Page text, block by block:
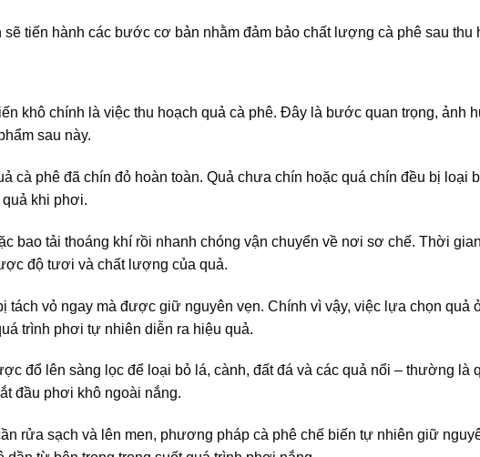
tiến hành các bước cơ bản nhằm đảm bảo chất lượng cà phê sau thu
khô chính là việc thu hoạch quả cà phê. Đây là bước quan trọng, ảnh
sau này.
cà phê đã chín đỏ hoàn toàn. Quả chưa chín hoặc quá chín đều bị loại
khi phơi.
bao tải thoáng khí rồi nhanh chóng vận chuyển về nơi sơ chế. Thời
độ tươi và chất lượng của quả.
tách vỏ ngay mà được giữ nguyên vẹn. Chính vì vậy, việc lựa chọn quả
trình phơi tự nhiên diễn ra hiệu quả.
đổ lên sàng lọc để loại bỏ lá, cành, đất đá và các quả nổi – thường là
đầu phơi khô ngoài nắng.
rửa sạch và lên men, phương pháp cà phê chế biến tự nhiên giữ